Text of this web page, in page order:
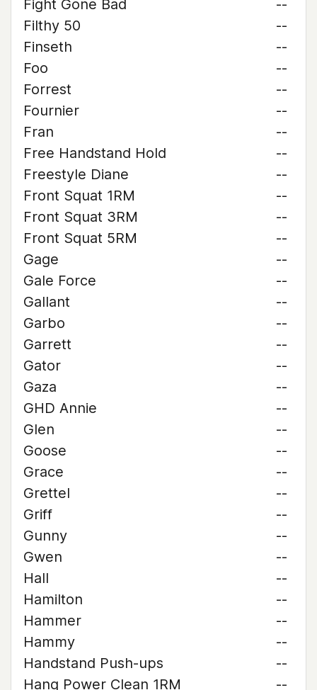
Fight Gone Bad
--
Filthy 50
--
Finseth
--
Foo
--
Forrest
--
Fournier
--
Fran
--
Free Handstand Hold
--
Freestyle Diane
--
Front Squat 1RM
--
Front Squat 3RM
--
Front Squat 5RM
--
Gage
--
Gale Force
--
Gallant
--
Garbo
--
Garrett
--
Gator
--
Gaza
--
GHD Annie
--
Glen
--
Goose
--
Grace
--
Grettel
--
Griff
--
Gunny
--
Gwen
--
Hall
--
Hamilton
--
Hammer
--
Hammy
--
Handstand Push-ups
--
Hang Power Clean 1RM
--